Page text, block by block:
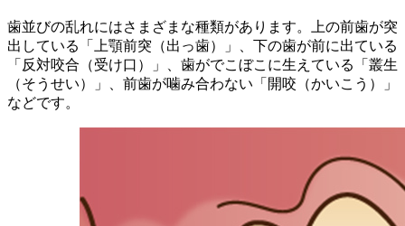
歯並びの乱れにはさまざまな種類があります。上の前歯が突
出している「上顎前突（出っ歯）」、下の歯が前に出ている
「反対咬合（受け口）」、歯がでこぼこに生えている「叢生
（そうせい）」、前歯が噛み合わない「開咬（かいこう）」
などです。